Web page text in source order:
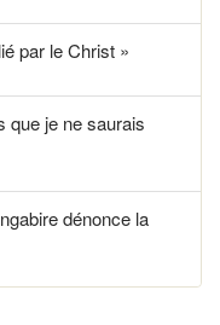
par le Christ »
que je ne saurais
dénonce la